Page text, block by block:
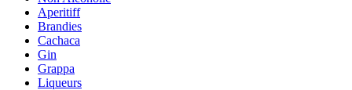
Aperitiff
Brandies
Cachaca
Gin
Grappa
Liqueurs